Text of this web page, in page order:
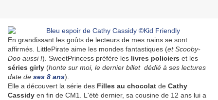
En grandissant les goûts de lecteurs de mes nains se sont
affirmés. LittlePirate aime les mondes fantastiques (et Scooby-
Doo aussi !). SweetPrincess préfère les livres policiers et les
séries girly (honte sur moi, le dernier billet dédié à ses lectures
date de ses 8 ans).
Elle a découvert la série des Filles au chocolat de Cathy
Cassidy en fin de CM1. L'été dernier, sa cousine de 12 ans lui a